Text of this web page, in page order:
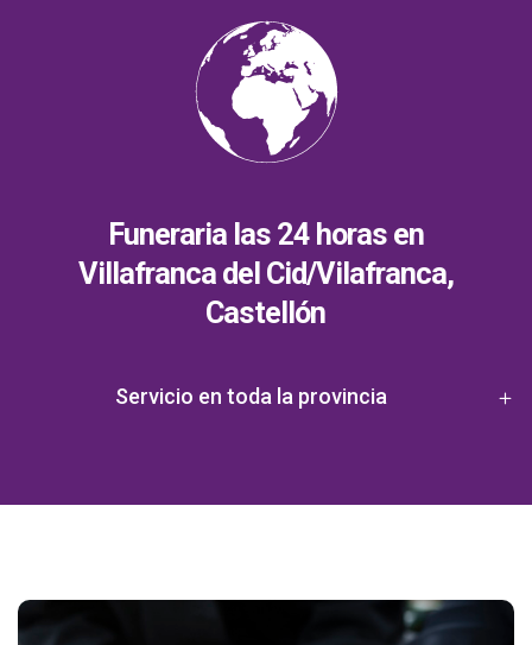
Funeraria las 24 horas en
Villafranca del Cid/Vilafranca,
Castellón
Servicio en toda la provincia